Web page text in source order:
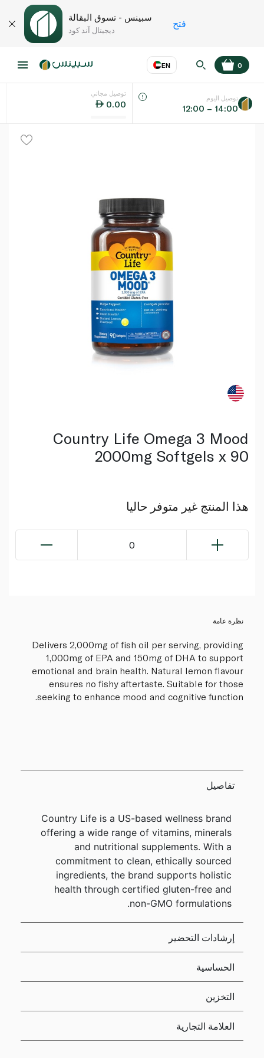
سبينس - تسوق البقالة
ديجيتال آند كود
فتح
EN
اللغة عر
0
توصيل مجاني
0.00
توصيل اليوم
12:00 – 14:00
Country Life Omega 3 Mood
2000mg Softgels x 90
هذا المنتج غير متوفر حاليا
0
نظرة عامة
Delivers 2,000mg of fish oil per serving, providing
1,000mg of EPA and 150mg of DHA to support
emotional and brain health. Natural lemon flavour
ensures no fishy aftertaste. Suitable for those
seeking to enhance mood and cognitive function.
تفاصيل
Country Life is a US-based wellness brand
offering a wide range of vitamins, minerals
and nutritional supplements. With a
commitment to clean, ethically sourced
ingredients, the brand supports holistic
health through certified gluten-free and
non-GMO formulations.
إرشادات التحضير
الحساسية
التخزين
العلامة التجارية